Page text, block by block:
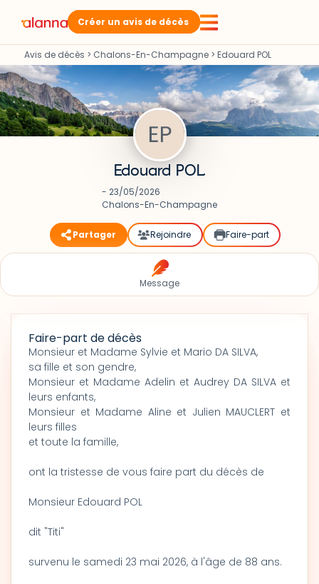
Créer un avis de décès
Avis de décès > Chalons-En-Champagne > Edouard POL
Edouard POL
- 23/05/2026
Chalons-En-Champagne
Partager Rejoindre Faire-part
Message
Faire-part de décès
Monsieur et Madame Sylvie et Mario DA SILVA,
sa fille et son gendre,
Monsieur et Madame Adelin et Audrey DA SILVA et
leurs enfants,
Monsieur et Madame Aline et Julien MAUCLERT et
leurs filles
et toute la famille,
ont la tristesse de vous faire part du décès de
Monsieur Edouard POL
dit "Titi"
survenu le samedi 23 mai 2026, à l'âge de 88 ans.